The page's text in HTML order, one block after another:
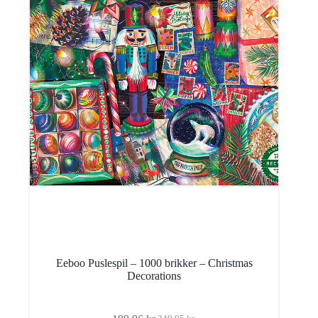
Eeboo Puslespil – 1000 brikker – Christmas
Decorations